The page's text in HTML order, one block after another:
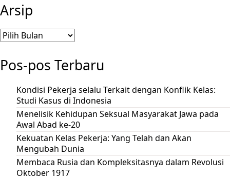
Arsip
Arsip
Pos-pos Terbaru
Kondisi Pekerja selalu Terkait dengan Konflik Kelas:
Studi Kasus di Indonesia
Menelisik Kehidupan Seksual Masyarakat Jawa pada
Awal Abad ke-20
Kekuatan Kelas Pekerja: Yang Telah dan Akan
Mengubah Dunia
Membaca Rusia dan Kompleksitasnya dalam Revolusi
Oktober 1917